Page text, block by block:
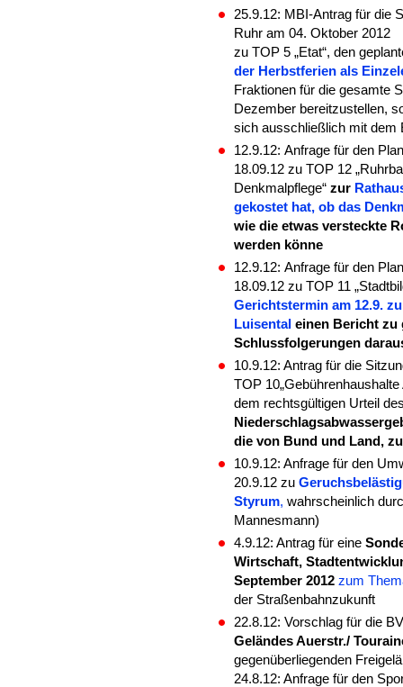
25.9.12: MBI-Antrag für die
Ruhr am 04. Oktober 2012
zu TOP 5 „Etat“, den
der Herbstferien als
Fraktionen für die gesamte
Dezember bereitzustellen,
sich ausschließlich mit dem
12.9.12: Anfrage für den
18.09.12 zu TOP 12
Denkmalpflege“ zur
gekostet hat, ob das
wie die etwas versteckte
werden könne
12.9.12: Anfrage für den
18.09.12 zu TOP 11
Gerichtstermin am 12.9.
Luisental einen Bericht zu
Schlussfolgerungen
10.9.12: Antrag für die
TOP
dem rechtsgültigen Urteil
die von Bund und Land,
10.9.12: Anfrage für den
20.9.12 zu
Styrum, wahrscheinlich
Mannesmann)
4.9.12: Antrag für eine
Wirtschaft,
September 2012 zum
der Straßenbahnzukunft
22.8.12: Vorschlag für die
Geländes Auerstr./
gegenüberliegenden
24.8.12: Anfrage für den